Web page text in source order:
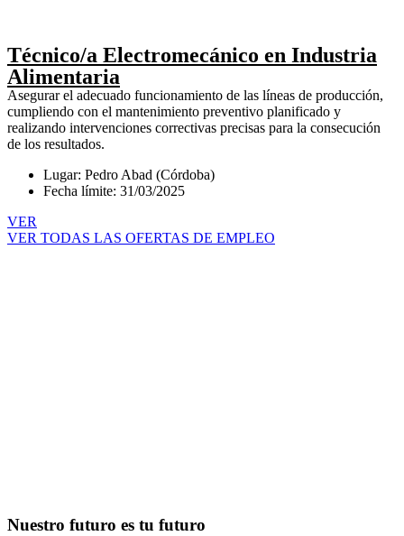
Técnico/a Electromecánico en Industria
Alimentaria
Asegurar el adecuado funcionamiento de las líneas de producción,
cumpliendo con el mantenimiento preventivo planificado y
realizando intervenciones correctivas precisas para la consecución
de los resultados.
Lugar: Pedro Abad (Córdoba)
Fecha límite: 31/03/2025
VER
VER TODAS LAS OFERTAS DE EMPLEO
Nuestro futuro es tu futuro